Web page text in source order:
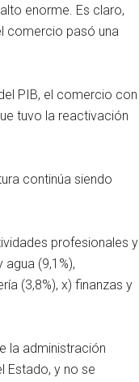
enorme. Es claro,
comercio pasó una
PIB, el comercio con
tuvo la reactivación
continúa siendo
profesionales y
(9,1%),
(3,8%), x) finanzas y
la administración
Estado, y no se